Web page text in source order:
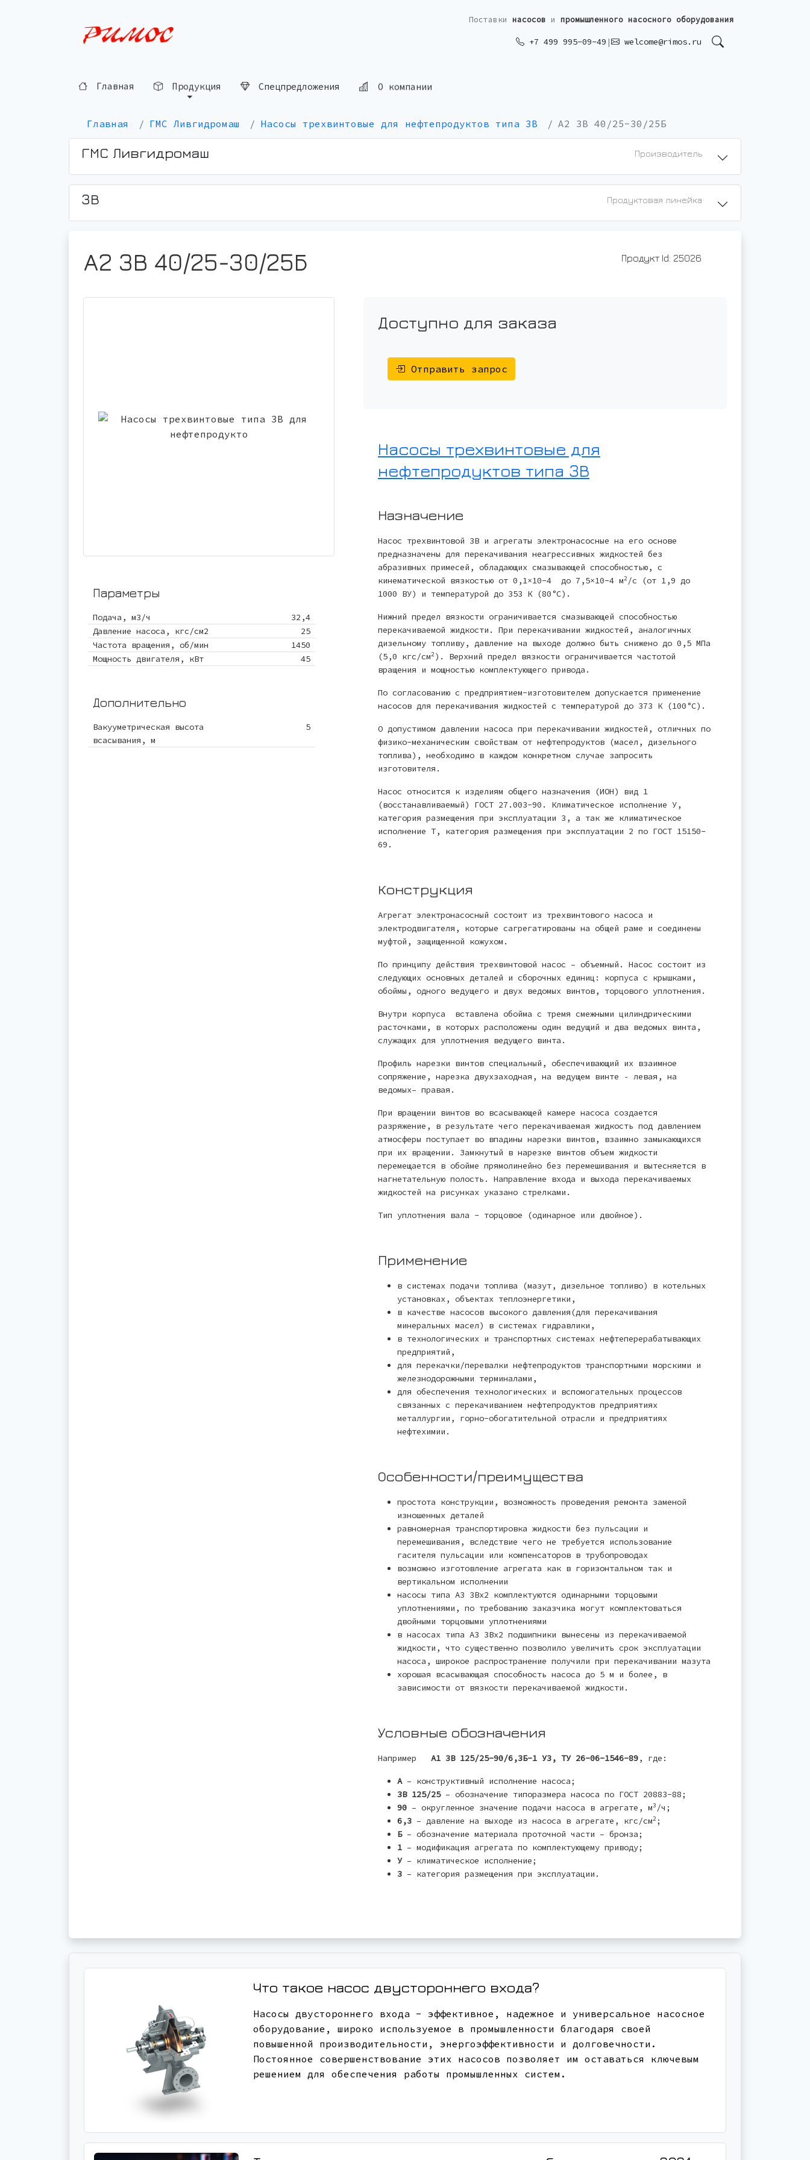
Поставки насосов и промышленного насосного оборудования
+7 499 995-09-49 | welcome@rimos.ru
Главная Продукция Спецпредложения О компании
Главная ГМС Ливгидромаш Насосы трехвинтовые для нефтепродуктов типа 3В А2 3В 40/25-30/25Б
ГМС Ливгидромаш Производитель
3В Продуктовая линейка
А2 3В 40/25-30/25Б Продукт Id: 25026
Параметры
Подача, м3/ч
32,4
Давление насоса, кгс/см2
25
Частота вращения, об/мин
1450
Мощность двигателя, кВт
45
Дополнительно
Вакууметрическая высота
всасывания, м
5
Доступно для заказа
Отправить запрос
Насосы трехвинтовые для
нефтепродуктов типа 3В
Назначение
Насос трехвинтовой 3В и агрегаты электронасосные на его основе
предназначены для перекачивания неагрессивных жидкостей без
абразивных примесей, обладающих смазывающей способностью, с
кинематической вязкостью от 0,1×10-4 до 7,5×10-4 м2/с (от 1,9 до
1000 ВУ) и температурой до 353 К (80°С).
Нижний предел вязкости ограничивается смазывающей способностью
перекачиваемой жидкости. При перекачивании жидкостей, аналогичных
дизельному топливу, давление на выходе должно быть снижено до 0,5 МПа
(5,0 кгс/см2). Верхний предел вязкости ограничивается частотой
вращения и мощностью комплектующего привода.
По согласованию с предприятием-изготовителем допускается применение
насосов для перекачивания жидкостей с температурой до 373 К (100°С).
О допустимом давлении насоса при перекачивании жидкостей, отличных по
физико-механическим свойствам от нефтепродуктов (масел, дизельного
топлива), необходимо в каждом конкретном случае запросить
изготовителя.
Насос относится к изделиям общего назначения (ИОН) вид 1
(восстанавливаемый) ГОСТ 27.003-90. Климатическое исполнение У,
категория размещения при эксплуатации 3, а так же климатическое
исполнение Т, категория размещения при эксплуатации 2 по ГОСТ 15150-
69.
Конструкция
Агрегат электронасосный состоит из трехвинтового насоса и
электродвигателя, которые сагрегатированы на общей раме и соединены
муфтой, защищенной кожухом.
По принципу действия трехвинтовой насос – объемный. Насос состоит из
следующих основных деталей и сборочных единиц: корпуса с крышками,
обоймы, одного ведущего и двух ведомых винтов, торцового уплотнения.
Внутри корпуса вставлена обойма с тремя смежными цилиндрическими
расточками, в которых расположены один ведущий и два ведомых винта,
служащих для уплотнения ведущего винта.
Профиль нарезки винтов специальный, обеспечивающий их взаимное
сопряжение, нарезка двухзаходная, на ведущем винте ‑ левая, на
ведомых– правая.
При вращении винтов во всасывающей камере насоса создается
разряжение, в результате чего перекачиваемая жидкость под давлением
атмосферы поступает во впадины нарезки винтов, взаимно замыкающихся
при их вращении. Замкнутый в нарезке винтов объем жидкости
перемещается в обойме прямолинейно без перемешивания и вытесняется в
нагнетательную полость. Направление входа и выхода перекачиваемых
жидкостей на рисунках указано стрелками.
Тип уплотнения вала - торцовое (одинарное или двойное).
Применение
в системах подачи топлива (мазут, дизельное топливо) в котельных
установках, объектах теплоэнергетики,
в качестве насосов высокого давления(для перекачивания
минеральных масел) в системах гидравлики,
в технологических и транспортных системах нефтеперерабатывающих
предприятий,
для перекачки/перевалки нефтепродуктов транспортными морскими и
железнодорожными терминалами,
для обеспечения технологических и вспомогательных процессов
связанных с перекачиванием нефтепродуктов предприятиях
металлургии, горно-обогатительной отрасли и предприятиях
нефтехимии.
Особенности/преимущества
простота конструкции, возможность проведения ремонта заменой
изношенных деталей
равномерная транспортировка жидкости без пульсации и
перемешивания, вследствие чего не требуется использование
гасителя пульсации или компенсаторов в трубопроводах
возможно изготовление агрегата как в горизонтальном так и
вертикальном исполнении
насосы типа А3 3Вх2 комплектуются одинарными торцовыми
уплотнениями, по требованию заказчика могут комплектоваться
двойными торцовыми уплотнениями
в насосах типа А3 3Вх2 подшипники вынесены из перекачиваемой
жидкости, что существенно позволило увеличить срок эксплуатации
насоса, широкое распространение получили при перекачивании мазута
хорошая всасывающая способность насоса до 5 м и более, в
зависимости от вязкости перекачиваемой жидкости.
Условные обозначения
Например А1 3В 125/25-90/6,3Б-1 У3, ТУ 26-06-1546-89, где:
А– конструктивный исполнение насоса;
3В 125/25– обозначение типоразмера насоса по ГОСТ 20883-88;
90 – округленное значение подачи насоса в агрегате, м3 /ч;
6,3 – давление на выходе из насоса в агрегате, кгс/см2;
Б– обозначение материала проточной части – бронза;
1 – модификация агрегата по комплектующему приводу;
У– климатическое исполнение;
3 – категория размещения при эксплуатации.
Что такое насос двустороннего входа?
Насосы двустороннего входа - эффективное, надежное и универсальное насосное
оборудование, широко используемое в промышленности благодаря своей
повышенной производительности, энергоэффективности и долговечности.
Постоянное совершенствование этих насосов позволяет им оставаться ключевым
решением для обеспечения работы промышленных систем.